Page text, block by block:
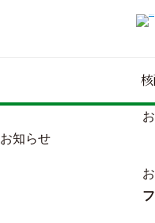
お知らせ